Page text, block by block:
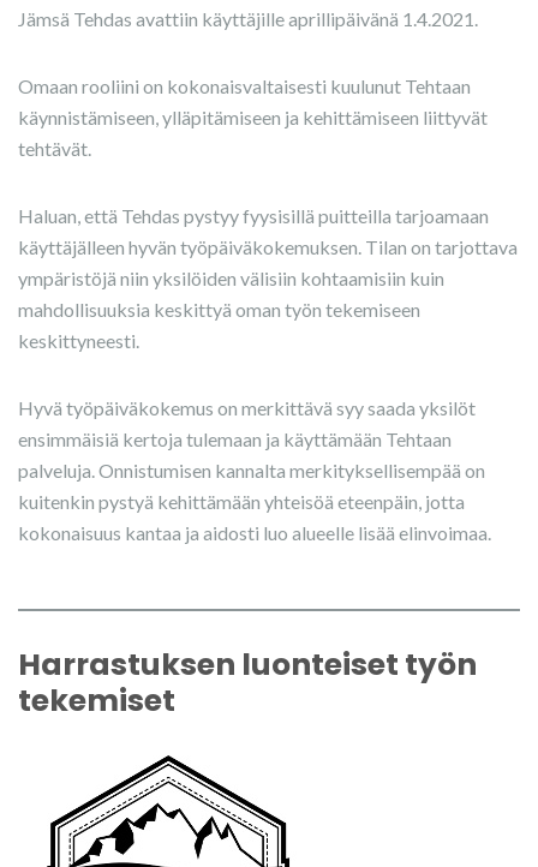
Jämsä Tehdas avattiin käyttäjille aprillipäivänä 1.4.2021.
Omaan rooliini on kokonaisvaltaisesti kuulunut Tehtaan
käynnistämiseen, ylläpitämiseen ja kehittämiseen liittyvät
tehtävät.
Haluan, että Tehdas pystyy fyysisillä puitteilla tarjoamaan
käyttäjälleen hyvän työpäiväkokemuksen. Tilan on tarjottava
ympäristöjä niin yksilöiden välisiin kohtaamisiin kuin
mahdollisuuksia keskittyä oman työn tekemiseen
keskittyneesti.
Hyvä työpäiväkokemus on merkittävä syy saada yksilöt
ensimmäisiä kertoja tulemaan ja käyttämään Tehtaan
palveluja. Onnistumisen kannalta merkityksellisempää on
kuitenkin pystyä kehittämään yhteisöä eteenpäin, jotta
kokonaisuus kantaa ja aidosti luo alueelle lisää elinvoimaa.
Harrastuksen luonteiset työn
tekemiset